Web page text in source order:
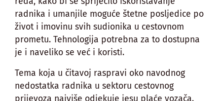
radnika i umanjile moguće štetne posljedice po
život i imovinu svih sudionika u cestovnom
prometu. Tehnologija potrebna za to dostupna
je i naveliko se već i koristi.
Tema koja u čitavoj raspravi oko navodnog
nedostatka radnika u sektoru cestovnog
prijevoza najviše odjekuje jesu plaće vozača.